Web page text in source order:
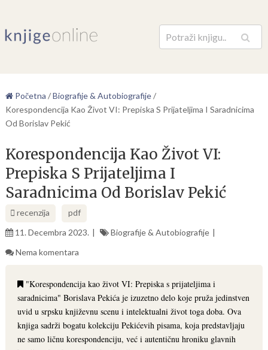
Pretraga
Početna /Biografije & Autobiografije/
Korespondencija Kao Život VI: Prepiska S Prijateljima I Saradnicima
Od Borislav Pekić
Korespondencija Kao Život VI:
Prepiska S Prijateljima I
Saradnicima Od Borislav Pekić
recenzija
pdf
11. Decembra 2023.
Biografije & Autobiografije
Nema komentara
"Korespondencija kao život VI: Prepiska s prijateljima i
saradnicima" Borislava Pekića je izuzetno delo koje pruža jedinstven
uvid u srpsku književnu scenu i intelektualni život toga doba. Ova
knjiga sadrži bogatu kolekciju Pekićevih pisama, koja predstavljaju
ne samo ličnu korespondenciju, već i autentičnu hroniku glavnih